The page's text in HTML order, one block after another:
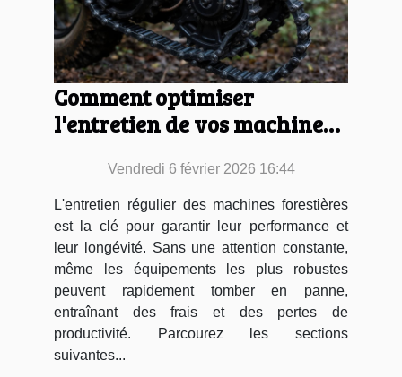
Comment optimiser
l'entretien de vos machines
Vendredi 6 février 2026 16:44
L'entretien régulier des machines forestières
est la clé pour garantir leur performance et
leur longévité. Sans une attention constante,
même les équipements les plus robustes
peuvent rapidement tomber en panne,
entraînant des frais et des pertes de
productivité. Parcourez les sections
suivantes...